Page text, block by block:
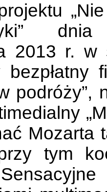
2013 r. w
podróży”,
Mozarta
tym